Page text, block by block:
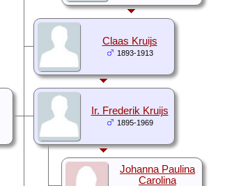
Claas Kruijs
1893-1913
Ir. Frederik Kruijs
1895-1969
Johanna Paulina
Carolina